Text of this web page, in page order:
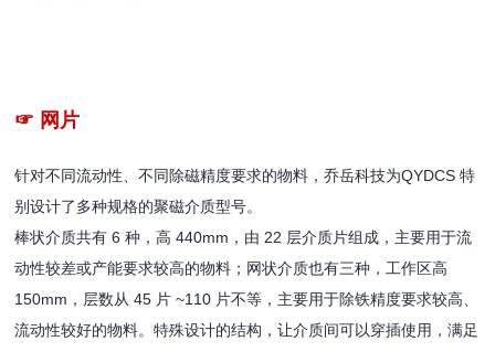
☞ 网片
针对不同流动性、不同除磁精度要求的物料，乔岳科技为QYDCS 特
别设计了多种规格的聚磁介质型号。
棒状介质共有 6 种，高 440mm，由 22 层介质片组成，主要用于流
动性较差或产能要求较高的物料；网状介质也有三种，工作区高
150mm，层数从 45 片 ~110 片不等，主要用于除铁精度要求较高、
流动性较好的物料。特殊设计的结构，让介质间可以穿插使用，满足